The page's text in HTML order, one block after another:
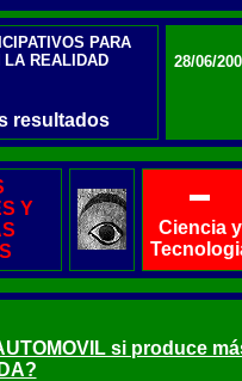
PARA
LA REALIDAD
resultados
28/06/
Y
Ciencia y
si produce